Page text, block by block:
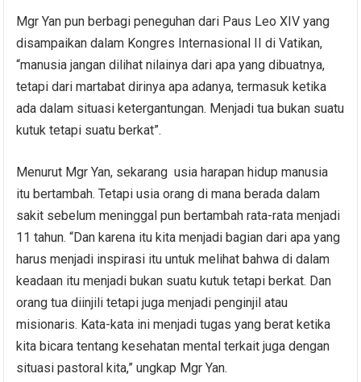
Mgr Yan pun berbagi peneguhan dari Paus Leo XIV yang
disampaikan dalam Kongres Internasional II di Vatikan,
“manusia jangan dilihat nilainya dari apa yang dibuatnya,
tetapi dari martabat dirinya apa adanya, termasuk ketika
ada dalam situasi ketergantungan. Menjadi tua bukan suatu
kutuk tetapi suatu berkat”.
Menurut Mgr Yan, sekarang usia harapan hidup manusia
itu bertambah. Tetapi usia orang di mana berada dalam
sakit sebelum meninggal pun bertambah rata-rata menjadi
11 tahun. “Dan karena itu kita menjadi bagian dari apa yang
harus menjadi inspirasi itu untuk melihat bahwa di dalam
keadaan itu menjadi bukan suatu kutuk tetapi berkat. Dan
orang tua diinjili tetapi juga menjadi penginjil atau
misionaris. Kata-kata ini menjadi tugas yang berat ketika
kita bicara tentang kesehatan mental terkait juga dengan
situasi pastoral kita,” ungkap Mgr Yan.